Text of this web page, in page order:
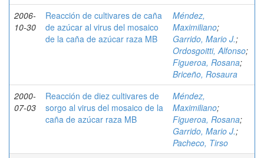
2006-
10-30
Reacción de cultivares de caña
de azúcar al virus del mosaico
de la caña de azúcar raza MB
Méndez,
Maximiliano;
Garrido, Mario J.;
Ordosgoitti, Alfonso;
Figueroa, Rosana;
Briceño, Rosaura
2000-
07-03
Reacción de diez cultivares de
sorgo al virus del mosaico de la
caña de azúcar raza MB
Méndez,
Maximiliano;
Figueroa, Rosana;
Garrido, Mario J.;
Pacheco, Tirso